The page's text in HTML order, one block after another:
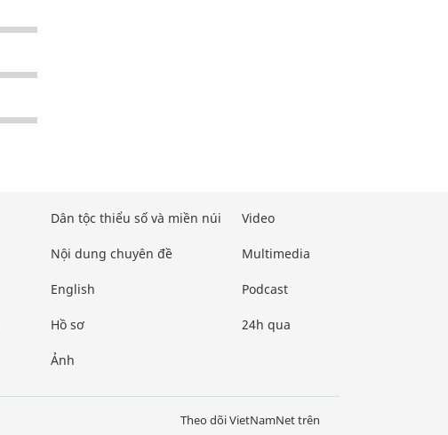
Dân tộc thiểu số và miền núi
Nội dung chuyên đề
English
Hồ sơ
Ảnh
Video
Multimedia
Podcast
24h qua
Theo dõi VietNamNet trên